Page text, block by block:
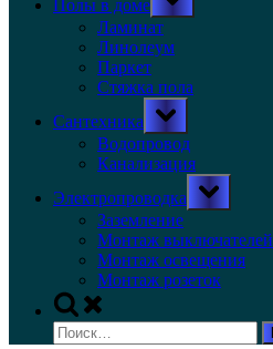
Полы в доме
sub-
menu
Ламинат
Линолеум
Паркет
Стяжка пола
Сантехника
Toggle
sub-
menu
Водопровод
Канализация
Электропроводка
Toggle
sub-
Заземление
Монтаж выключателей
Монтаж освещения
Монтаж розеток
Toggle
search
form
Найти: